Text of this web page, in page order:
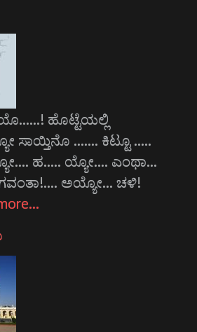
ಹೊಟ್ಟೆಯಲ್ಲಿ
ಸಾಯ್ತಿನೊ ....... ಕಿಟ್ಟೂ .....
ಹ..... ಯ್ಯೋ.... ಎಂಥಾ...
ಅಯ್ಯೋ... ಚಳಿ!